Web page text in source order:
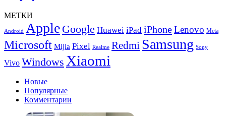
Redmi
K70
МЕТКИ
Android Apple Google Huawei iPad iPhoneLenovo Meta
Microsoft Mijia Pixel Realme Redmi Samsung Sony
Vivo Windows Xiaomi
Новые
Популярные
Комментарии